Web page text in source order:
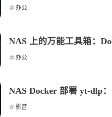
办公
NAS 上的万能工具箱：
办公
NAS Docker 部署 yt-dlp
影音